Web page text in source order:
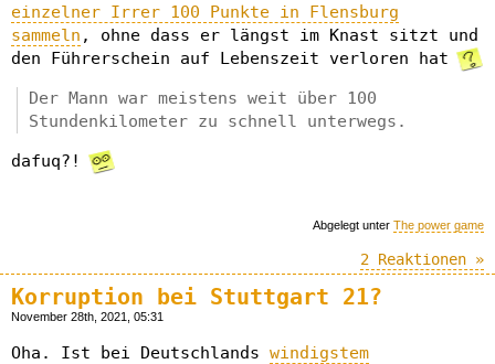
einzelner Irrer 100 Punkte in Flensburg
sammeln , ohne dass er längst im Knast sitzt und
den Führerschein auf Lebenszeit verloren hat
Der Mann war meistens weit über 100
Stundenkilometer zu schnell unterwegs.
dafuq?!
Abgelegt unter The power game
2 Reaktionen »
Korruption bei Stuttgart 21?
November 28th, 2021, 05:31
Oha. Ist bei Deutschlands windigstem